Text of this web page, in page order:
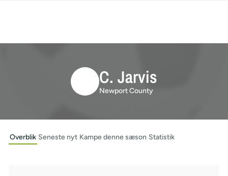
C. Jarvis
Newport County
Overblik Seneste nyt Kampe denne sæson Statistik